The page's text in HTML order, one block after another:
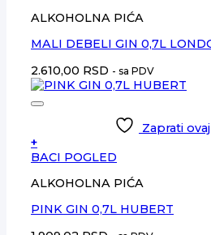
ALKOHOLNA PIĆA
MALI DEBELI GIN 0,7L
2.610,00 RSD - sa PDV
Zaprati
+
BACI POGLED
ALKOHOLNA PIĆA
PINK GIN 0,7L HUBERT